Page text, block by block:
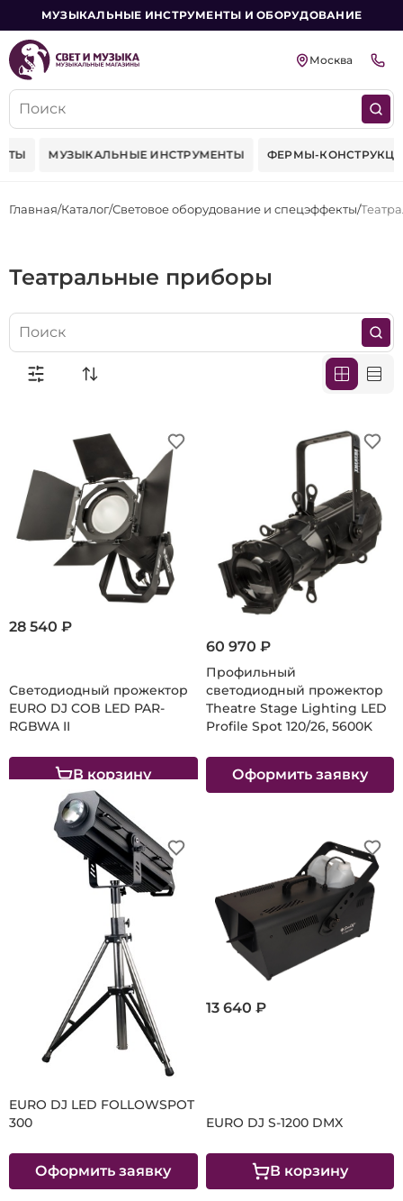
МУЗЫКАЛЬНЫЕ ИНСТРУМЕНТЫ И ОБОРУДОВАНИЕ
Москва
МУЗЫКАЛЬНЫЕ ИНСТРУМЕНТЫ ФЕРМЫ-
Главная Каталог Световое оборудование и спецэффекты
Театральные приборы
Светодиодный прожектор
EURO DJ COB LED PAR-
RGBWA II
28 540 ₽
В корзину
Профильный
светодиодный прожектор
Theatre Stage Lighting LED
Profile Spot 120/26, 5600K
60 970 ₽
Оформить заявку
EURO DJ LED FOLLOWSPOT
300
95 170 ₽
Оформить заявку
EURO DJ S-1200 DMX
13 640 ₽
В корзину